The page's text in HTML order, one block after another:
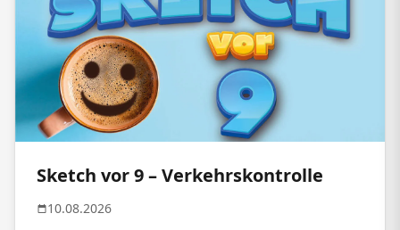
Sketch vor 9 – Verkehrskontrolle
10.08.2026